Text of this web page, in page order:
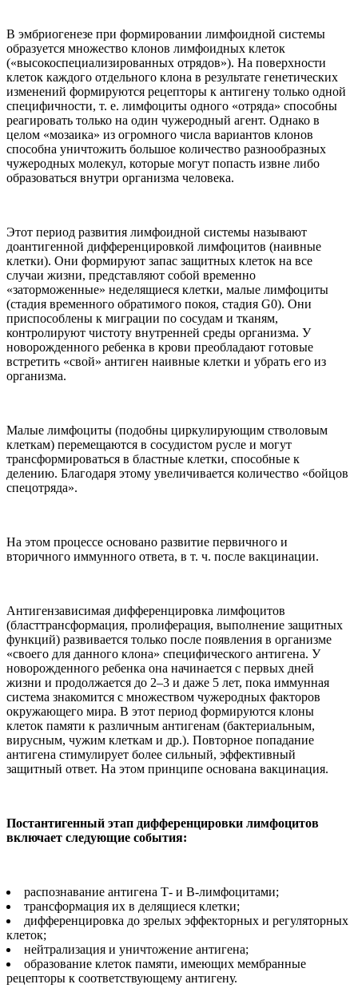
В эмбриогенезе при формировании лимфоидной системы
образуется множество клонов лимфоидных клеток
(«высокоспециализированных отрядов»). На поверхности
клеток каждого отдельного клона в результате генетических
изменений формируются рецепторы к антигену только одной
специфичности, т. е. лимфоциты одного «отряда» способны
реагировать только на один чужеродный агент. Однако в
целом «мозаика» из огромного числа вариантов клонов
способна уничтожить большое количество разнообразных
чужеродных молекул, которые могут попасть извне либо
образоваться внутри организма человека.
Этот период развития лимфоидной системы называют
доантигенной дифференцировкой лимфоцитов (наивные
клетки). Они формируют запас защитных клеток на все
случаи жизни, представляют собой временно
«заторможенные» неделящиеся клетки, малые лимфоциты
(стадия временного обратимого покоя, стадия G0). Они
приспособлены к миграции по сосудам и тканям,
контролируют чистоту внутренней среды организма. У
новорожденного ребенка в крови преобладают готовые
встретить «свой» антиген наивные клетки и убрать его из
организма.
Малые лимфоциты (подобны циркулирующим стволовым
клеткам) перемещаются в сосудистом русле и могут
трансформироваться в бластные клетки, способные к
делению. Благодаря этому увеличивается количество «бойцов
спецотряда».
На этом процессе основано развитие первичного и
вторичного иммунного ответа, в т. ч. после вакцинации.
Антигензависимая дифференцировка лимфоцитов
(бласттрансформация, пролиферация, выполнение защитных
функций) развивается только после появления в организме
«своего для данного клона» специфического антигена. У
новорожденного ребенка она начинается с первых дней
жизни и продолжается до 2–3 и даже 5 лет, пока иммунная
система знакомится с множеством чужеродных факторов
окружающего мира. В этот период формируются клоны
клеток памяти к различным антигенам (бактериальным,
вирусным, чужим клеткам и др.). Повторное попадание
антигена стимулирует более сильный, эффективный
защитный ответ. На этом принципе основана вакцинация.
Постантигенный этап дифференцировки лимфоцитов
включает следующие события:
распознавание антигена Т- и В-лимфоцитами;
трансформация их в делящиеся клетки;
дифференцировка до зрелых эффекторных и регуляторных
клеток;
нейтрализация и уничтожение антигена;
образование клеток памяти, имеющих мембранные
рецепторы к соответствующему антигену.